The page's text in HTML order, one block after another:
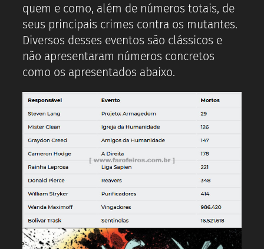
quem e como, além de números totais, de
seus principais crimes contra os mutantes.
Diversos desses eventos são clássicos e
não apresentaram números concretos
como os apresentados abaixo.